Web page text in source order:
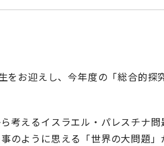
をお迎えし、今年度の「総合的探
考えるイスラエル・パレスチナ問
のように思える「世界の大問題」